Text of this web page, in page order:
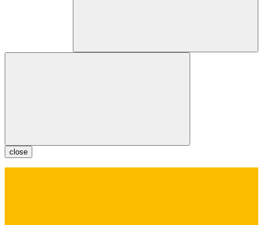
close